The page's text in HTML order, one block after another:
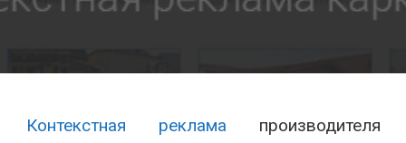
Контекстная реклама производителя